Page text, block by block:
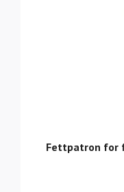
Fettpatron for